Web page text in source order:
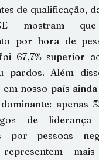
de qualificação,
mostram
por hora de
67,7% superior
pardos. Além
nosso país ainda
apenas
de liderança
por pessoas
mais